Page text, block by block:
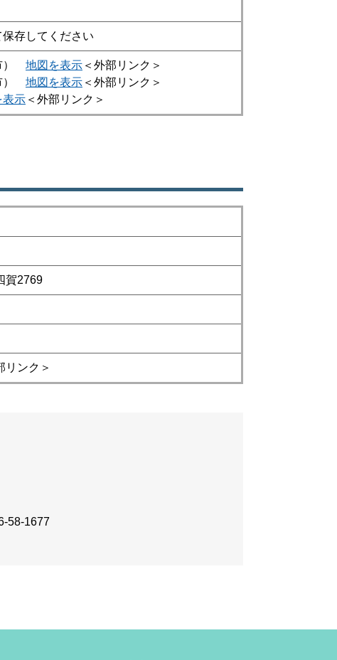
存してください
） 地図を表示 ＜外部リンク＞
） 地図を表示 ＜外部リンク＞
表示 ＜外部リンク＞
賀2769
リンク＞
58-1677